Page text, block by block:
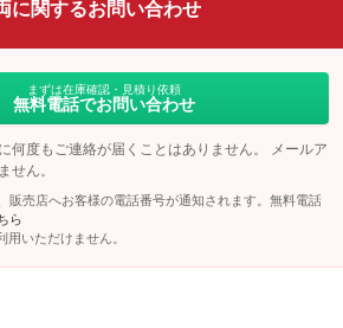
に関するお問い合わせ
まずは在庫確認・見積り依頼
無料電話でお問い合わせ
何度もご連絡が届くことはありません。 メールア
せん。
販売店へお客様の電話番号が通知されます。無料電話
ら
用いただけません。